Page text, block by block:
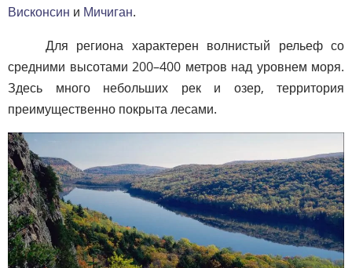
Висконсин и Мичиган.
Для региона характерен волнистый рельеф со
средними высотами 200–400 метров над уровнем моря.
Здесь много небольших рек и озер, территория
преимущественно покрыта лесами.